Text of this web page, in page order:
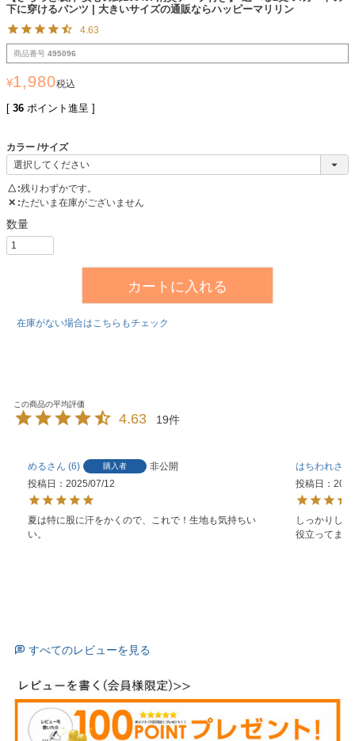
下に穿けるパンツ | 大きいサイズの通販ならハッピーマリリン
4.63
商品番号 495096
¥1,980税込
[ 36 ポイント進呈 ]
カラー サイズ
△ 残りわずかです。
✕ ただいま在庫がございません
カートに入れる
在庫がない場合はこちらもチェック
4.63 19
める 6 購入者
非公開
投稿日
2025/07/12
夏は特に股に汗をかくので、これで！生地も気持ちい
い。
はちわれ
投稿日
しっかりし
役立ってます
すべてのレビューを見る